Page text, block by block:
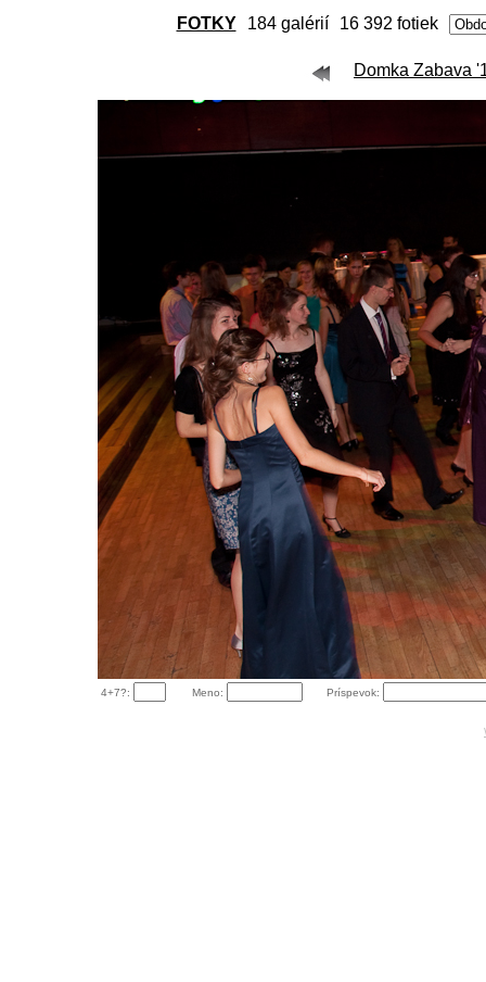
FOTKY 184 galérií 16 392 fotiek
Domka Zabava
4+7?: Meno: Príspevok: